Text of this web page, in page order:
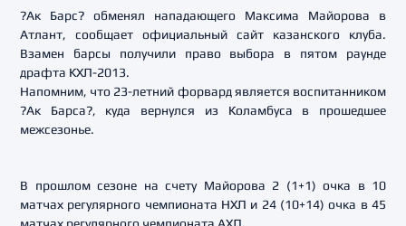
?Ак Барс? обменял нападающего Максима Майорова в
Атлант, сообщает официальный сайт казанского клуба.
Взамен барсы получили право выбора в пятом раунде
драфта КХЛ-2013.
Напомним, что 23-летний форвард является воспитанником
?Ак Барса?, куда вернулся из Коламбуса в прошедшее
межсезонье.
В прошлом сезоне на счету Майорова 2 (1+1) очка в 10
матчах регулярного чемпионата НХЛ и 24 (10+14) очка в 45